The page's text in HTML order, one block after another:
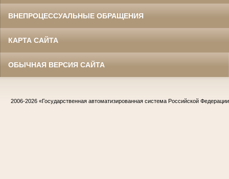
ВНЕПРОЦЕССУАЛЬНЫЕ ОБРАЩЕНИЯ
КАРТА САЙТА
ОБЫЧНАЯ ВЕРСИЯ САЙТА
2006-2026 «Государственная автоматизированная система Российской